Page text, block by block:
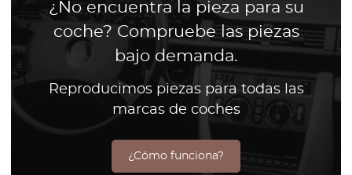
¿No encuentra la pieza para su
coche? Compruebe las piezas
bajo demanda.
Reproducimos piezas para todas las
marcas de coches
¿Cómo funciona?